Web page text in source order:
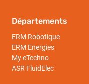
Départements
ERM Robotique
ERM Energies
My eTechno
ASR FluidElec